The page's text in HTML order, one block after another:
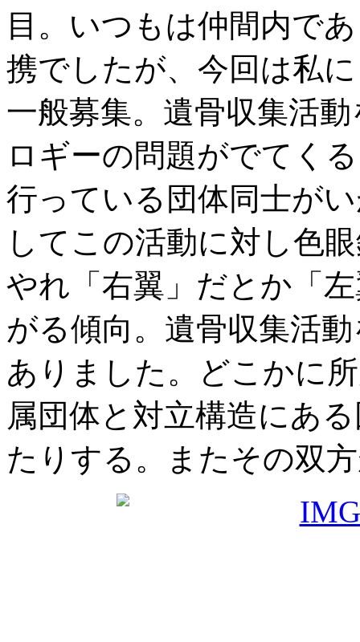
目。いつもは仲間内で
携でしたが、今回は私
一般募集。遺骨収集活
ロギーの問題がでてく
行っている団体同士が
してこの活動に対し色
やれ「右翼」だとか「
がる傾向。遺骨収集活
ありました。どこかに
属団体と対立構造にあ
たりする。またその双